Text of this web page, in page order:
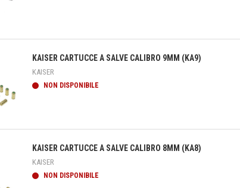
KAISER CARTUCCE A SALVE CALIBRO 9MM (KA9)
KAISER
NON DISPONIBILE
KAISER CARTUCCE A SALVE CALIBRO 8MM (KA8)
KAISER
NON DISPONIBILE